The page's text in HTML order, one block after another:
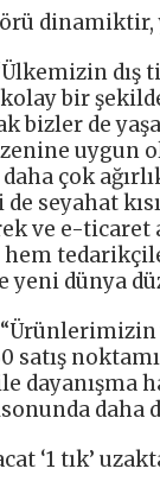
dinamiktir,
dış
bir
bizler de
uygun
daha çok
seyahat
ve e-ticaret
dünya
satış
dayanışma
‘1 tık’